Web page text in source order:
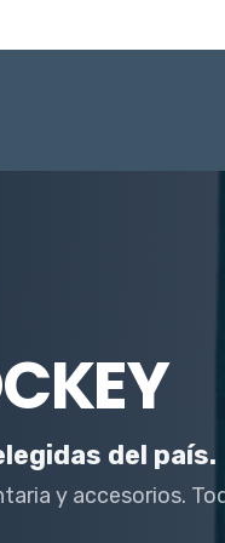
del país.
y accesorios.